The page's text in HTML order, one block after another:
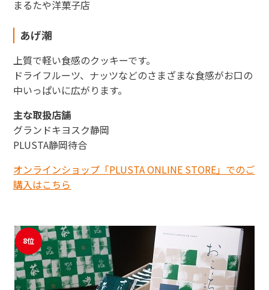
まるたや洋菓子店
あげ潮
上質で軽い食感のクッキーです。
ドライフルーツ、ナッツなどのさまざまな食感がお口の
中いっぱいに広がります。
主な取扱店舗
グランドキヨスク静岡
PLUSTA静岡待合
オンラインショップ「PLUSTA ONLINE STORE」でのご
購入はこちら
8位